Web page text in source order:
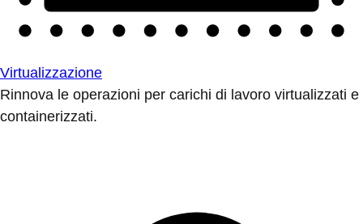
Virtualizzazione
Rinnova le operazioni per carichi di lavoro virtualizzati e
containerizzati.